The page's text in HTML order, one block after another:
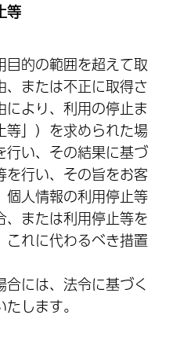
等
目的の範囲を超えて取
、または不正に取得さ
より、利用の停止ま
等」）を求められた場
行い、その結果に基づ
を行い、その旨をお客
個人情報の利用停止等
、または利用停止等を
これに代わるべき措置
には、法令に基づく
します。